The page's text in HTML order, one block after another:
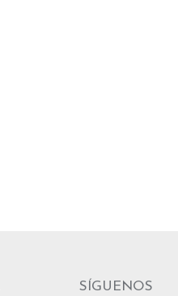
SÍGUENOS